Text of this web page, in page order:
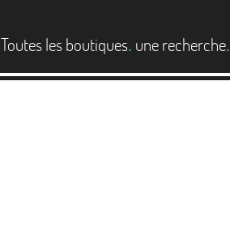
Toutes les boutiques. une recherche.